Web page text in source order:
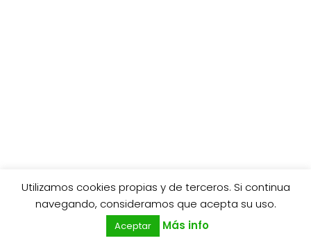
0
Utilizamos cookies propias y de terceros. Si continua
navegando, consideramos que acepta su uso.
Aceptar Más info